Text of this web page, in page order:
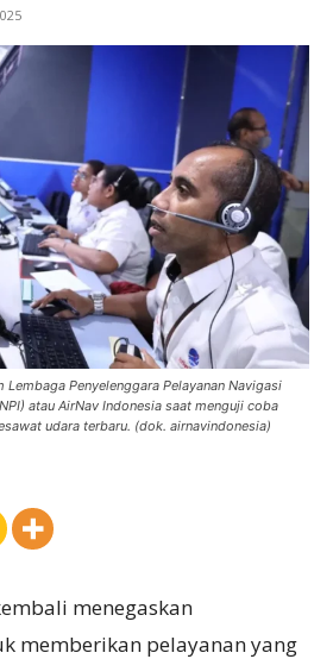
Penyelenggara Pelayanan Navigasi
atau AirNav Indonesia saat menguji coba
udara terbaru. (dok. airnavindonesia)
menegaskan
memberikan pelayanan yang